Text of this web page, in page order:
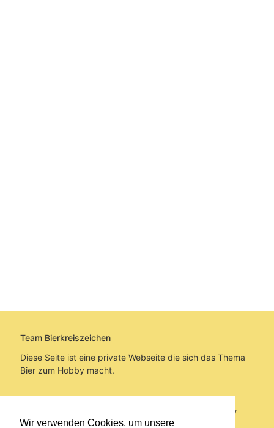
Wir verwenden Cookies, um unsere
Team Bierkreiszeichen
Diese Seite ist eine private Webseite die sich das Thema
Bier zum Hobby macht.
Sie befinden sich auf https://www.bierkreiszeichen.at/